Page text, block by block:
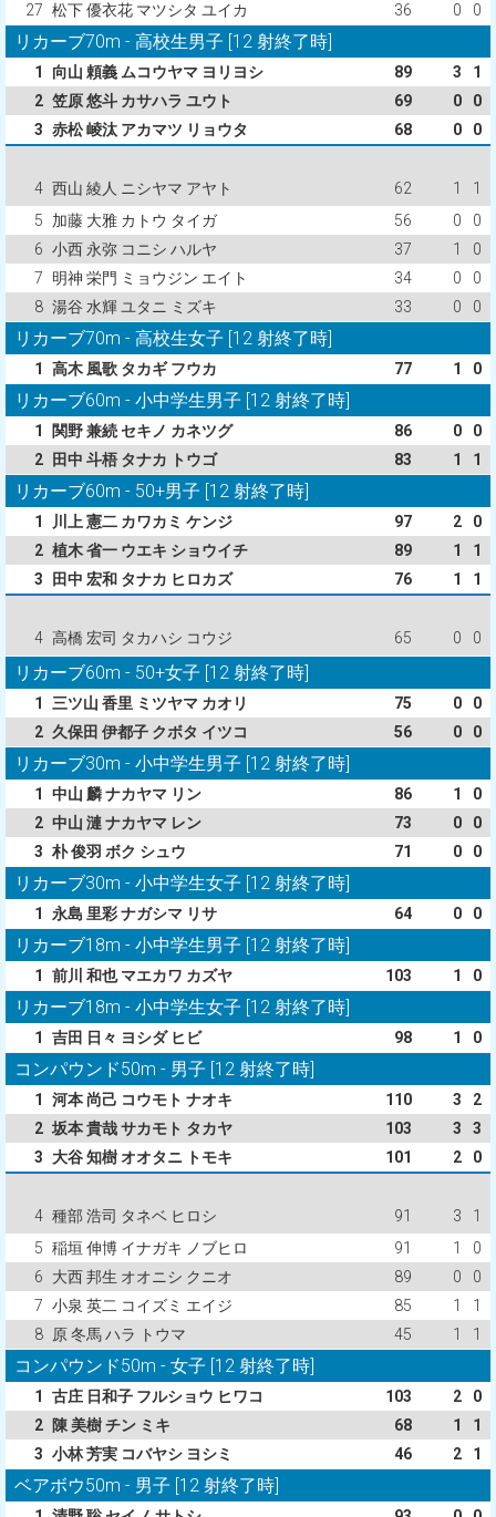
27 松下 優衣花 マツシタ ユイカ 36 0 0
リカーブ70m - 高校生男子 [12 射終了時]
1 向山 頼義 ムコウヤマ ヨリヨシ 89 3
1
2 笠原 悠斗 カサハラ ユウト 69 0
0
3 赤松 崚汰 アカマツ リョウタ 68 0 0
4 西山 綾人 ニシヤマ アヤト 62 1
1
5
加藤 大雅 カトウ タイガ 56 0
0
6 小西 永弥 コニシ ハルヤ 37 1
0
7
明神 栄門 ミョウジン エイト 34 0
0
8 湯谷 水輝 ユタニ ミズキ 33 0 0
リカーブ70m - 高校生女子 [12 射終了時]
1 高木 風歌 タカギ フウカ 77 1 0
リカーブ60m - 小中学生男子 [12 射終了時]
1 関野 兼続 セキノ カネツグ 86 0
0
2
田中 斗梧 タナカ トウゴ 83 1 1
リカーブ60m - 50+男子 [12 射終了時]
1 川上 憲二 カワカミ ケンジ 97 2
0
2 植木 省一 ウエキ ショウイチ 89 1
1
3
田中 宏和 タナカ ヒロカズ 76 1 1
4 高橋 宏司 タカハシ コウジ 65 0 0
リカーブ60m - 50+女子 [12 射終了時]
1 三ツ山 香里 ミツヤマ カオリ 75 0
0
2 久保田 伊都子 クボタ イツコ 56 0 0
リカーブ30m - 小中学生男子 [12 射終了時]
1 中山 麟 ナカヤマ リン 86 1
0
2 中山 漣 ナカヤマ レン 73 0
0
3 朴 俊羽 ボク シュウ 71 0 0
リカーブ30m - 小中学生女子 [12 射終了時]
1 永島 里彩 ナガシマ リサ 64 0 0
リカーブ18m - 小中学生男子 [12 射終了時]
1 前川 和也 マエカワ カズヤ 103 1 0
リカーブ18m - 小中学生女子 [12 射終了時]
1 吉田 日々 ヨシダ ヒビ 98 1 0
コンパウンド50m - 男子 [12 射終了時]
1 河本 尚己 コウモト ナオキ 110 3
2
2 坂本 貴哉 サカモト タカヤ 103 3
3
3
大谷 知樹 オオタニ トモキ 101 2 0
4 種部 浩司 タネベ ヒロシ 91 3
1
5 稲垣 伸博 イナガキ ノブヒロ 91 1
0
6
大西 邦生 オオニシ クニオ 89 0
0
7 小泉 英二 コイズミ エイジ 85 1
1
8
原 冬馬 ハラ トウマ 45 1 1
コンパウンド50m - 女子 [12 射終了時]
1 古庄 日和子 フルショウ ヒワコ 103 2
0
2
陳 美樹 チン ミキ 68 1
1
3 小林 芳実 コバヤシ ヨシミ 46 2 1
ベアボウ50m - 男子 [12 射終了時]